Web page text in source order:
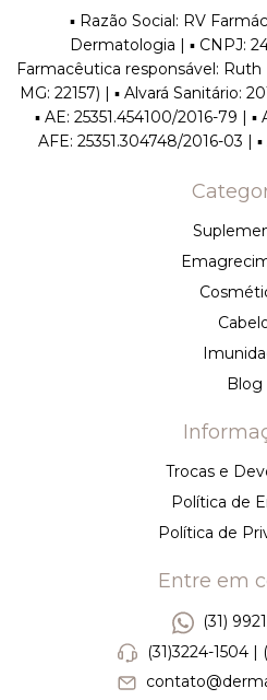
▪︎ Razão Social: RV
Dermatologia | ▪︎ CNPJ:
Farmacêutica responsável:
MG: 22157) | ▪︎ Alvará Sanitário:
▪︎ AE: 25351.454100/2016-79 | ▪︎
AFE: 25351.304748/2016-03 |
Blog
Trocas e
Política de
Política de
Entre em
(31)
(31)3224-1504 |